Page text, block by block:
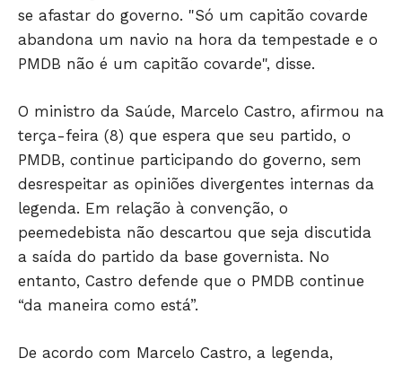
JUNTE-SE NO WHATSAPP
HOME
POLÍTICA
POLÍCIA
ECONOMIA
se afastar do governo. "Só um capitão covarde
abandona um navio na hora da tempestade e o
PMDB não é um capitão covarde", disse.
O ministro da Saúde, Marcelo Castro, afirmou na
terça-feira (8) que espera que seu partido, o
PMDB, continue participando do governo, sem
desrespeitar as opiniões divergentes internas da
legenda. Em relação à convenção, o
peemedebista não descartou que seja discutida
a saída do partido da base governista. No
entanto, Castro defende que o PMDB continue
“da maneira como está”.
De acordo com Marcelo Castro, a legenda,